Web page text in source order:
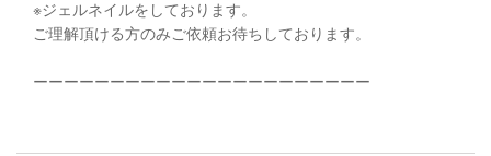
※ジェルネイルをしております。
ご理解頂ける方のみご依頼お待ちしております。
ーーーーーーーーーーーーーーーーーーーーーー